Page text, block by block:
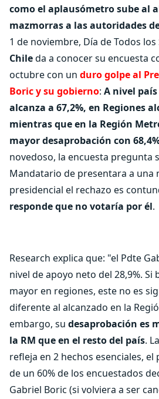
como el aplausómetro sube al
mazmorras a las autoridades
1 de noviembre, Día de Todos los
Chileda a conocer su encuesta
octubre con un duro golpe al
Boric y su gobierno: A nivel
alcanza a 67,2%, en Regiones
mientras que en la Región
mayor desaprobación con
novedoso, la encuesta pregunta
Mandatario de presentara a una
presidencial el rechazo es
responde que no votaría por él.
Research explica que: "el Pdte
nivel de apoyo neto del 28,9%. Si
mayor en regiones, este no es
diferente al alcanzado en la
embargo, su desaprobación es
la RM que en el resto del país.
refleja en 2 hechos esenciales,
de un 60% de los encuestados
Gabriel Boric (si volviera a ser